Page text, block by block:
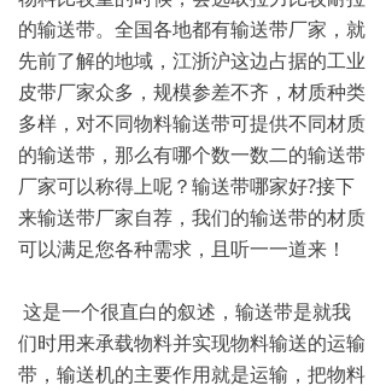
的输送带。全国各地都有输送带厂家，就
先前了解的地域，江浙沪这边占据的工业
皮带厂家众多，规模参差不齐，材质种类
多样，对不同物料输送带可提供不同材质
的输送带，那么有哪个数一数二的输送带
厂家可以称得上呢？输送带哪家好?接下
来输送带厂家自荐，我们的输送带的材质
可以满足您各种需求，且听一一道来！
这是一个很直白的叙述，输送带是就我
们时用来承载物料并实现物料输送的运输
带，输送机的主要作用就是运输，把物料